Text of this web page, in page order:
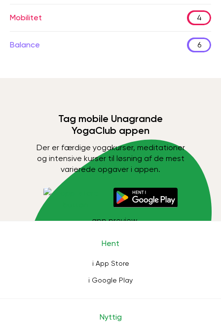
Mobilitet 4
Balance 6
Tag mobile Unagrande
YogaClub appen
Der er færdige yogakurser, meditationer
og intensive kurser til løsning af de mest
varierede opgaver i appen.
Hent
i App Store
i Google Play
Nyttig